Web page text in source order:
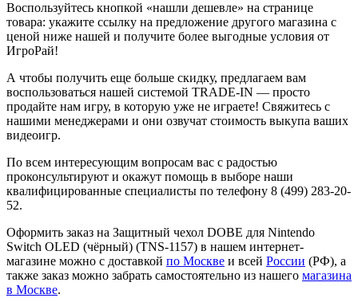
Воспользуйтесь кнопкой «нашли дешевле» на странице
товара: укажите ссылку на предложение другого магазина с
ценой ниже нашей и получите более выгодные условия от
ИгроРай!
А чтобы получить еще больше скидку, предлагаем вам
воспользоваться нашей системой TRADE-IN — просто
продайте нам игру, в которую уже не играете! Свяжитесь с
нашими менеджерами и они озвучат стоимость выкупа ваших
видеоигр.
По всем интересующим вопросам вас с радостью
проконсультируют и окажут помощь в выборе наши
квалифицированные специалисты по телефону 8 (499) 283-20-
52.
Оформить заказ на Защитный чехол DOBE для Nintendo
Switch OLED (чёрный) (TNS-1157) в нашем интернет-
магазине можно с доставкой по Москве и всей России (РФ), а
также заказ можно забрать самостоятельно из нашего магазина
в Москве.